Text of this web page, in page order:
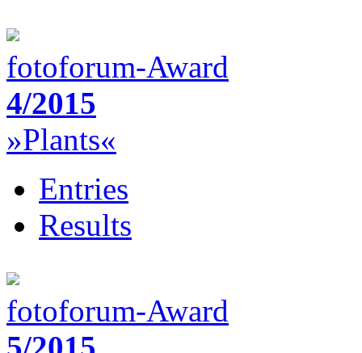
fotoforum-Award
4/2015
»Plants«
Entries
Results
fotoforum-Award